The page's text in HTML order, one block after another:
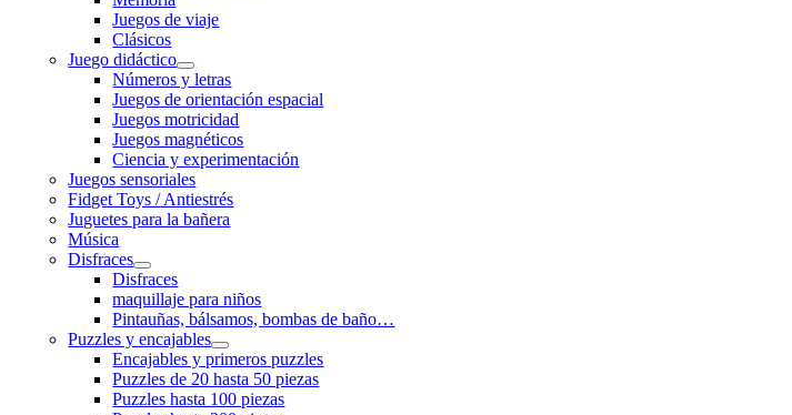
Juegos de viaje
Clásicos
Juego didáctico
Números y letras
Juegos de orientación espacial
Juegos motricidad
Juegos magnéticos
Ciencia y experimentación
Juegos sensoriales
Fidget Toys / Antiestrés
Juguetes para la bañera
Música
Disfraces
Disfraces
maquillaje para niños
Pintauñas, bálsamos, bombas de baño…
Puzzles y encajables
Encajables y primeros puzzles
Puzzles de 20 hasta 50 piezas
Puzzles hasta 100 piezas